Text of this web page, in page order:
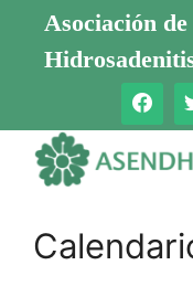
Saltar
contenido
Asociación